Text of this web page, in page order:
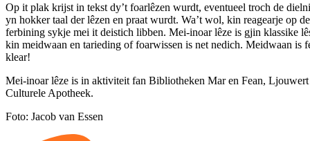
Op it plak krijst in tekst dy’t foarlêzen wurdt, eventueel troch de
yn hokker taal der lêzen en praat wurdt. Wa’t wol, kin reagearje op
ferbining sykje mei it deistich libben. Mei-inoar lêze is gjin klassike
kin meidwaan en tarieding of foarwissen is net nedich. Meidwaan is
klear!
Mei-inoar lêze is in aktiviteit fan Bibliotheken Mar en Fean,
Culturele Apotheek.
Foto: Jacob van Essen